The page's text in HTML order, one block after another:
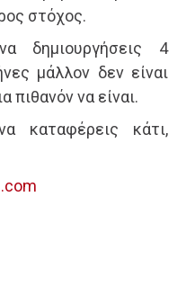
στόχος.
δημιουργήσεις 4
μάλλον δεν είναι
πιθανόν να είναι.
καταφέρεις κάτι,